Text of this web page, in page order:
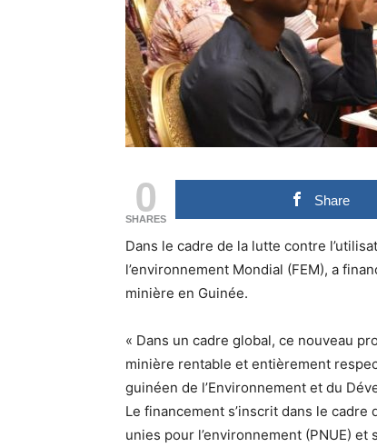
0
SHARES
Share
Dans le cadre de la lutte contre
l’environnement Mondial (FEM), a
minière en Guinée.
« Dans un cadre global, ce nouveau
minière rentable et entièrement
guinéen de l’Environnement et du
Le financement s’inscrit dans le
unies pour l’environnement (PNUE) et